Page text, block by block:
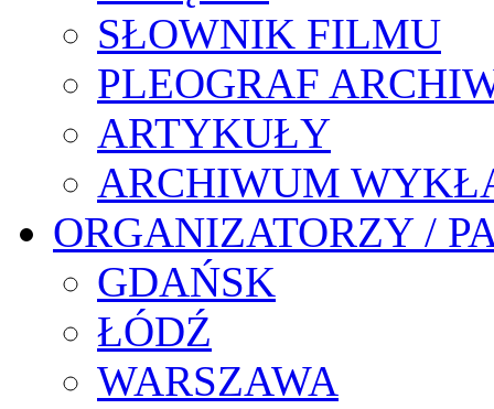
SŁOWNIK FILMU
PLEOGRAF
ARTYKUŁY
ARCHIWUM
ORGANIZATORZY /
GDAŃSK
ŁÓDŹ
WARSZAWA